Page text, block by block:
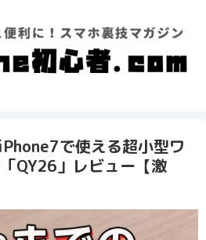
で使える超小型ワ
QY26」レビュー【激